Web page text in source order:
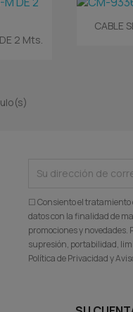
2 Mts.
CABLE
☐ Consiento el tratamiento
datos con la finalidad de
promociones y novedades.
supresión, portabilidad,
Política de Privacidad y